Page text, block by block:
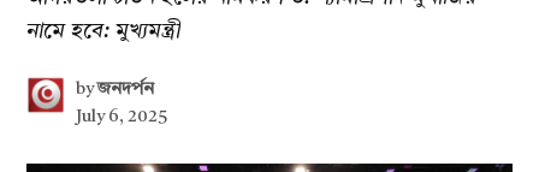
নামে হবে: মুখ্যমন্ত্রী
by জনদর্পন
July 6, 2025